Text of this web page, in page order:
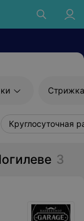
Круглосуточная
3